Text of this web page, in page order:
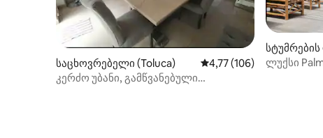
საცხოვრებელი (Toluca) საშუალო შეფასებაა
4,77 (106)
კერძო უბანი, გამწვანებული
Carbón)
ლუქსი